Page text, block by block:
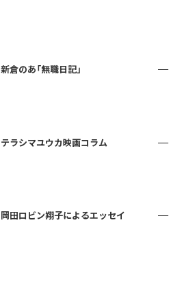
新倉のあ「無職日記」
テラシマユウカ映画コラム
岡田ロビン翔子によるエッセイ